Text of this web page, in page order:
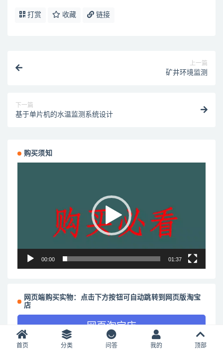
打赏 收藏 链接
上一篇
矿井环境监测
下一篇
基于单片机的水温监测系统设计
购买须知
00:00 01:37
网页端购买实物：点击下方按钮可自动跳转到网页版淘宝
店
网页淘宝店
首页 分类 问答 我的 顶部